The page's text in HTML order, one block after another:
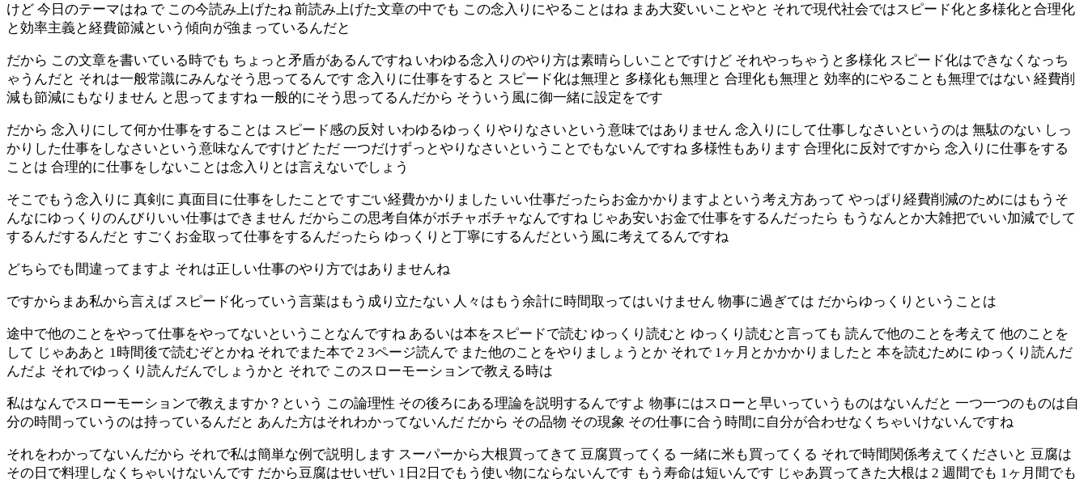
けど 今日のテーマはね で この今読み上げたね 前読み上げた文章の中でも この念入りにやることはね まあ大変いいことやと それで現代社会ではスピード化と多様化と合理化
と効率主義と経費節減という傾向が強まっているんだと
だから この文章を書いている時でも ちょっと矛盾があるんですね いわゆる念入りのやり方は素晴らしいことですけど それやっちゃうと多様化 スピード化はできなくなっち
ゃうんだと それは一般常識にみんなそう思ってるんです 念入りに仕事をすると スピード化は無理と 多様化も無理と 合理化も無理と 効率的にやることも無理ではない 経費削
減も節減にもなりません と思ってますね 一般的にそう思ってるんだから そういう風に御一緒に設定をです
だから 念入りにして何か仕事をすることは スピード感の反対 いわゆるゆっくりやりなさいという意味ではありません 念入りにして仕事しなさいというのは 無駄のない しっ
かりした仕事をしなさいという意味なんですけど ただ 一つだけずっとやりなさいということでもないんですね 多様性もあります 合理化に反対ですから 念入りに仕事をする
ことは 合理的に仕事をしないことは念入りとは言えないでしょう
そこでもう念入りに 真剣に 真面目に仕事をしたことで すごい経費かかりました いい仕事だったらお金かかりますよという考え方あって やっぱり経費削減のためにはもうそ
んなにゆっくりのんびりいい仕事はできません だからこの思考自体がボチャボチャなんですね じゃあ安いお金で仕事をするんだったら もうなんとか大雑把でいい加減でして
するんだするんだと すごくお金取って仕事をするんだったら ゆっくりと丁寧にするんだという風に考えてるんですね
どちらでも間違ってますよ それは正しい仕事のやり方ではありませんね
ですからまあ私から言えば スピード化っていう言葉はもう成り立たない 人々はもう余計に時間取ってはいけません 物事に過ぎては だからゆっくりということは
途中で他のことをやって仕事をやってないということなんですね あるいは本をスピードで読む ゆっくり読むと ゆっくり読むと言っても 読んで他のことを考えて 他のことを
して じゃああと 1時間後で読むぞとかね それでまた本で 2 3ページ読んで また他のことをやりましょうとか それで 1ヶ月とかかかりましたと 本を読むために ゆっくり読んだ
んだよ それでゆっくり読んだんでしょうかと それで このスローモーションで教える時は
私はなんでスローモーションで教えますか？という この論理性 その後ろにある理論を説明するんですよ 物事にはスローと早いっていうものはないんだと 一つ一つのものは自
分の時間っていうのは持っているんだと あんた方はそれわかってないんだ だから その品物 その現象 その仕事に合う時間に自分が合わせなくちゃいけないんですね
それをわかってないんだから それで私は簡単な例で説明します スーパーから大根買ってきて 豆腐買ってくる 一緒に米も買ってくる それで時間関係考えてくださいと 豆腐は
その日で料理しなくちゃいけないんです だから豆腐はせいぜい 1日2日でもう使い物にならないんです もう寿命は短いんです じゃあ買ってきた大根は 2 週間でも 1ヶ月間でも